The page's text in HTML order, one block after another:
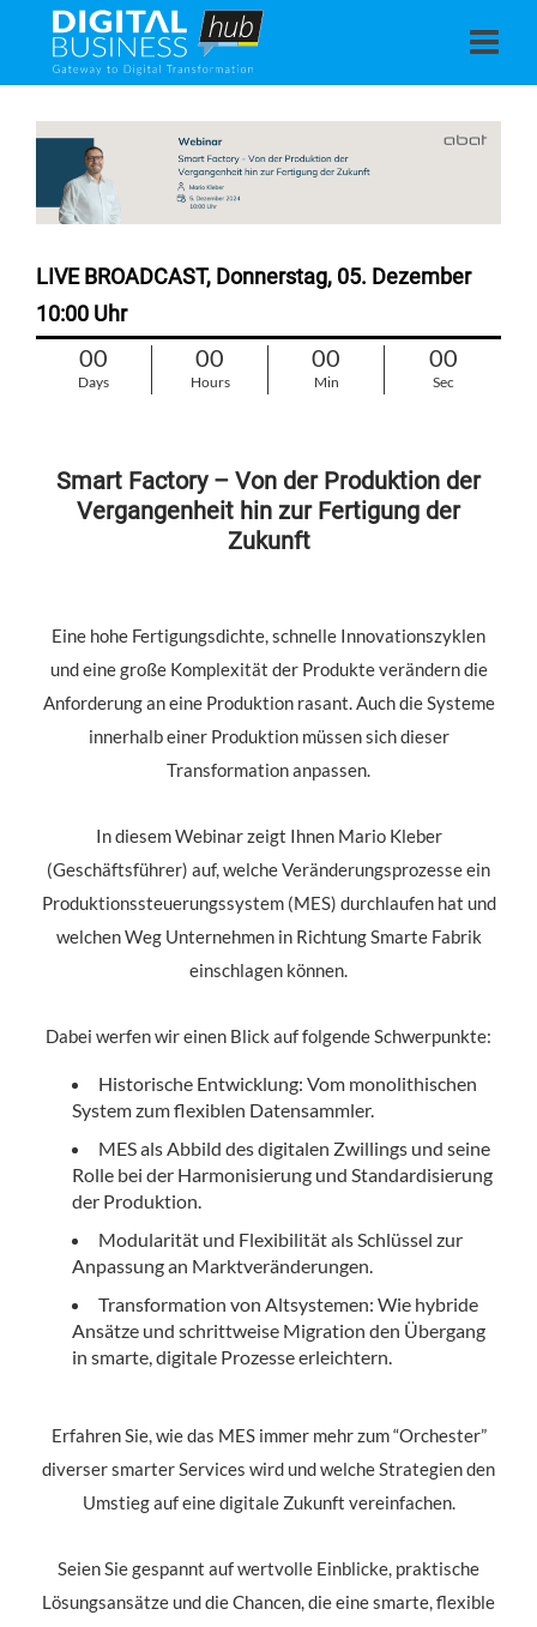
LIVE BROADCAST, Donnerstag, 05. Dezember
10:00 Uhr
00
Days
00
Hours
00
Min
00
Sec
Smart Factory – Von der Produktion der
Vergangenheit hin zur Fertigung der
Zukunft
Eine hohe Fertigungsdichte, schnelle Innovationszyklen
und eine große Komplexität der Produkte verändern die
Anforderung an eine Produktion rasant. Auch die Systeme
innerhalb einer Produktion müssen sich dieser
Transformation anpassen.
In diesem Webinar zeigt Ihnen Mario Kleber
(Geschäftsführer) auf, welche Veränderungsprozesse ein
Produktionssteuerungssystem (MES) durchlaufen hat und
welchen Weg Unternehmen in Richtung Smarte Fabrik
einschlagen können.
Dabei werfen wir einen Blick auf folgende Schwerpunkte:
Historische Entwicklung: Vom monolithischen
System zum flexiblen Datensammler.
MES als Abbild des digitalen Zwillings und seine
Rolle bei der Harmonisierung und Standardisierung
der Produktion.
Modularität und Flexibilität als Schlüssel zur
Anpassung an Marktveränderungen.
Transformation von Altsystemen: Wie hybride
Ansätze und schrittweise Migration den Übergang
in smarte, digitale Prozesse erleichtern.
Erfahren Sie, wie das MES immer mehr zum “Orchester”
diverser smarter Services wird und welche Strategien den
Umstieg auf eine digitale Zukunft vereinfachen.
Seien Sie gespannt auf wertvolle Einblicke, praktische
Lösungsansätze und die Chancen, die eine smarte, flexible